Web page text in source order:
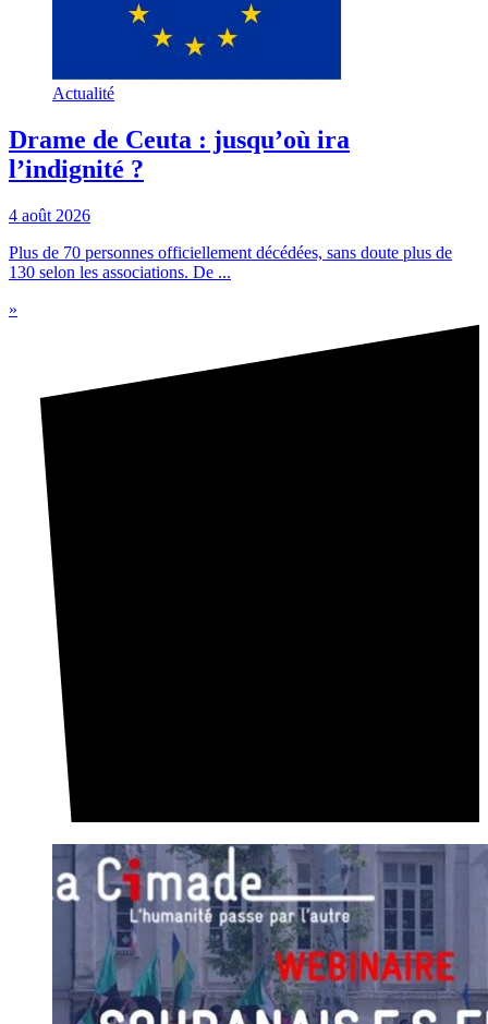
Actualité
Drame de Ceuta : jusqu’où ira
l’indignité ?
4 août 2026
Plus de 70 personnes officiellement décédées, sans doute plus de
130 selon les associations. De ...
»